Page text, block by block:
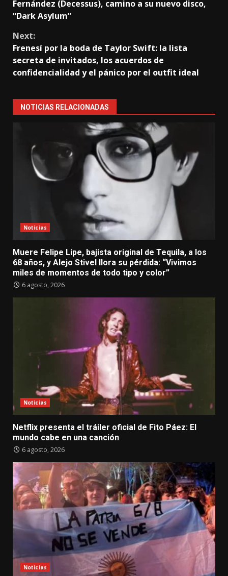
Fernández (Decessus), camino a su nuevo disco,
“Dark Asylum”
Next:
Frenesí por la boda de Taylor Swift: la lista
secreta de invitados, los acuerdos de
confidencialidad y el pánico por el outfit ideal
NOTICIAS RELACIONADAS
Noticias
Muere Felipe Lipe, bajista original de Tequila, a los
68 años, y Alejo Stivel llora su pérdida: “Vivimos
miles de momentos de todo tipo y color”
6 agosto, 2026
Noticias
Netflix presenta el tráiler oficial de Fito Páez: El
mundo cabe en una canción
6 agosto, 2026
Noticias